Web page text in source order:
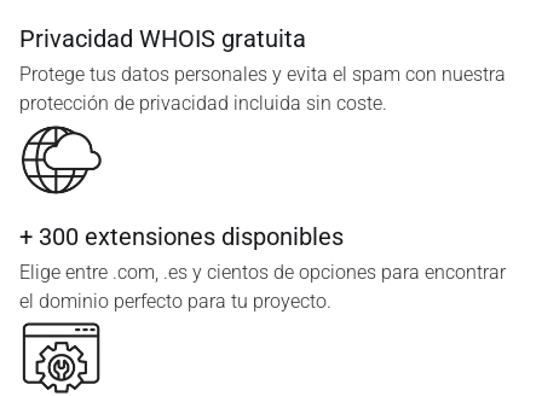
Privacidad WHOIS gratuita
Protege tus datos personales y evita el spam con nuestra
protección de privacidad incluida sin coste.
+ 300 extensiones disponibles
Elige entre .com, .es y cientos de opciones para encontrar
el dominio perfecto para tu proyecto.